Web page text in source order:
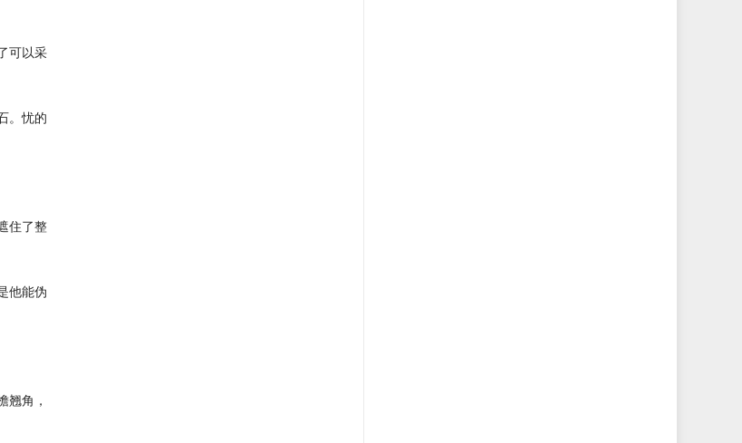
可以采
。忧的
住了整
他能伪
角，